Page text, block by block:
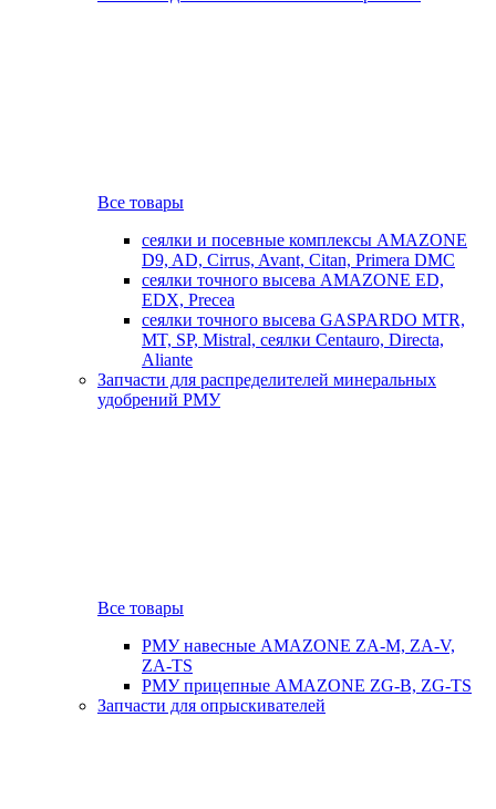
Все товары
сеялки и посевные комплексы AMAZONE
D9, AD, Cirrus, Avant, Citan, Primera DMC
сеялки точного высева AMAZONE ED,
EDX, Precea
сеялки точного высева GASPARDO MTR,
MT, SP, Mistral, сеялки Centauro, Directa,
Aliante
Запчасти для распределителей минеральных
удобрений РМУ
Все товары
РМУ навесные AMAZONE ZA-M, ZA-V,
ZA-TS
РМУ прицепные AMAZONE ZG-B, ZG-TS
Запчасти для опрыскивателей